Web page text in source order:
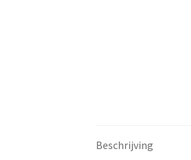
Beschrijving